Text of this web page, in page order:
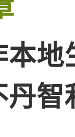
本地
丹智